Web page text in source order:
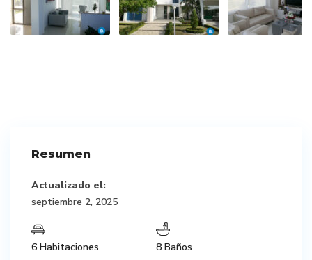
Resumen
Actualizado el:
septiembre 2, 2025
6 Habitaciones 8 Baños